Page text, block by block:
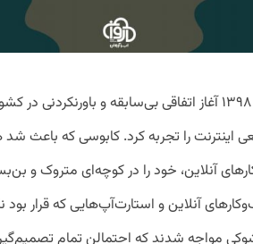
عصر روز شنبه ۲۵ آبان ۱۳۹۸ آغاز اتفاقی بی‌سابقه و
قطعی اینترنت را تجربه کرد. کابوسی که باعث
آنلاین، خود را در کوچه‌ای متروک و
آنلاین و استارت‌آپ‌هایی که قرار بود
مواجه شدند که احتمالن تمام